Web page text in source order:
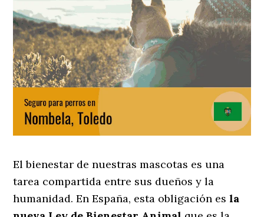
El bienestar de nuestras mascotas es una
tarea compartida entre sus dueños y la
humanidad. En España, esta obligación esla